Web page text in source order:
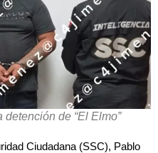
de “El Elmo”
Ciudadana (SSC), Pablo